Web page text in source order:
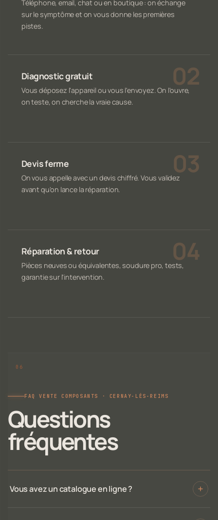
Téléphone, email, chat ou en boutique : on échange
sur le symptôme et on vous donne les premières
pistes.
Diagnostic gratuit
Vous déposez l'appareil ou vous l'envoyez. On l'ouvre,
on teste, on cherche la vraie cause.
Devis ferme
On vous appelle avec un devis chiffré. Vous validez
avant qu'on lance la réparation.
Réparation & retour
Pièces neuves ou équivalentes, soudure pro, tests,
garantie sur l'intervention.
FAQ VENTE COMPOSANTS · CERNAY-LÈS-REIMS
Questions
fréquentes
Vous avez un catalogue en ligne ?